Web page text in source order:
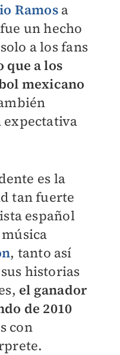
Ramosa
un hecho
a los fans
que a los
mexicano
es la
tan fuerte
español
, tanto así
historias
el ganador
de 2010
con